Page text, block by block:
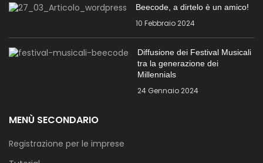
Beecode, a dirtelo è un amico!
10 Febbraio 2024
Diffusione dei Festival Musicali
tra la generazione dei
Millennials
24 Gennaio 2024
MENÙ SECONDARIO
Registrazione per le imprese